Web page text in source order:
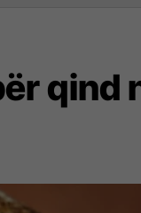
qind